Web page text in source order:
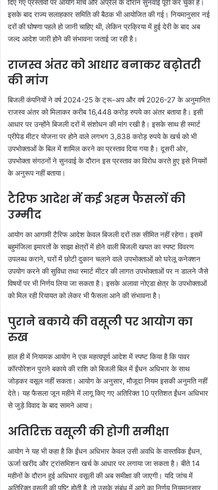
दिए गए प्रस्तावों पर आयोग मार्च और अप्रैल के दौरान सुनवाई पूरी कर चुका है।
इसके बाद राज्य सलाहकार समिति की बैठक भी आयोजित की गई। नियमानुसार नई
दरों की घोषणा पहले हो जानी चाहिए थी, लेकिन प्रक्रिया में हुई देरी के बाद अब
जल्द आदेश जारी होने की संभावना जताई जा रही है।
राजस्व अंतर को आधार बनाकर बढ़ोतरी
की मांग
बिजली कंपनियों ने वर्ष 2024-25 के ट्रू-अप और वर्ष 2026-27 के अनुमानित
राजस्व अंतर को मिलाकर करीब 16,448 करोड़ रुपये का अंतर बताया है। इसी
आधार पर उन्होंने बिजली दरों में संशोधन की मांग रखी है। इसके साथ ही स्मार्ट
प्रीपेड मीटर योजना पर होने वाले लगभग 3,838 करोड़ रुपये के खर्च को भी
उपभोक्ताओं के बिल में शामिल करने का प्रस्ताव दिया गया है। दूसरी ओर,
उपभोक्ता संगठनों ने सुनवाई के दौरान इस प्रस्ताव का विरोध करते हुए इसे नियमों
के अनुरूप नहीं बताया।
टैरिफ आदेश में कई अहम फैसलों की
उम्मीद
आयोग का आगामी टैरिफ आदेश केवल बिजली दरों तक सीमित नहीं रहेगा। इसमें
बहुमंजिला इमारतों के साझा क्षेत्रों में होने वाली बिजली खपत का स्पष्ट विवरण
उपलब्ध कराने, घरों में छोटी दुकान चलाने वाले उपभोक्ताओं को घरेलू कनेक्शन
उपयोग करने की सुविधा तथा स्मार्ट मीटर की लागत उपभोक्ताओं पर न डालने जैसे
विषयों पर भी निर्णय लिया जा सकता है। इसके अलावा नोएडा क्षेत्र के उपभोक्ताओं
को मिल रही रियायत को लेकर भी फैसला आने की संभावना है।
पुराने बकाये की वसूली पर आयोग का
रुख
हाल ही में नियामक आयोग ने एक महत्वपूर्ण आदेश में स्पष्ट किया है कि पावर
कॉरपोरेशन पुराने बकाये की राशि को बिजली बिल में ईंधन अधिभार के साथ
जोड़कर वसूल नहीं सकता। आयोग के अनुसार, मौजूदा नियम इसकी अनुमति नहीं
देते। यह फैसला जून महीने में लागू किए गए अतिरिक्त 10 प्रतिशत ईंधन अधिभार
से जुड़े विवाद के बाद सामने आया।
अतिरिक्त वसूली की होगी समीक्षा
आयोग ने यह भी कहा है कि ईंधन अधिभार केवल उसी अवधि के वास्तविक ईंधन,
ऊर्जा खरीद और ट्रांसमिशन खर्च के आधार पर लगाया जा सकता है। बीते 14
महीनों के दौरान हुई अधिभार वसूली की अब समीक्षा की जाएगी। यदि जांच में
अतिरिक्त वसूली की पुष्टि होती है, तो उसके संबंध में आगे का निर्णय नियमानुसार